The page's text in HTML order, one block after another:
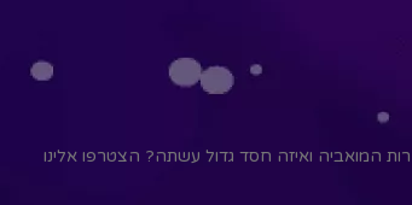
המואביה ואיזה חסד גדול עשתה? הצטרפו אלינו